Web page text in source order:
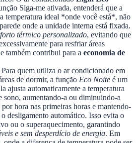
Siga-me ativada, entenderá que a
temperatura ideal *onde você está*, não
onde a unidade interna está fixada.
térmico personalizado, evitando que
para resfriar áreas
também contribui para a economia de
Para quem utiliza o ar condicionado em
de dormir, a função Eco Noite é um
ajusta automaticamente a temperatura
sono, aumentando-a ou diminuindo-a
hora nas primeiras horas e mantendo-
desligamento automático. Isso evita o
ou o superaquecimento, garantindo
e sem desperdício de energia. Em